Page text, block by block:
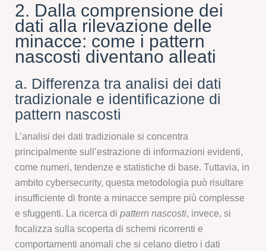
2. Dalla comprensione dei
dati alla rilevazione delle
minacce: come i pattern
nascosti diventano alleati
a. Differenza tra analisi dei dati
tradizionale e identificazione di
pattern nascosti
L’analisi dei dati tradizionale si concentra
principalmente sull’estrazione di informazioni evidenti,
come numeri, tendenze e statistiche di base. Tuttavia, in
ambito cybersecurity, questa metodologia può risultare
insufficiente di fronte a minacce sempre più complesse
e sfuggenti. La ricerca dipattern nascosti, invece, si
focalizza sulla scoperta di schemi ricorrenti e
comportamenti anomali che si celano dietro i dati